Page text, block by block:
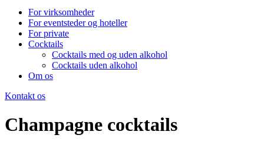
For virksomheder
For eventsteder og hoteller
For private
Cocktails
Cocktails med og uden alkohol
Cocktails uden alkohol
Om os
Kontakt os
Champagne cocktails